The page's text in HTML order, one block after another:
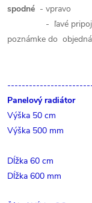
spodné - vpravo
- ľavé pripojenie
poznámke do
Panelový radiátor
Výška 50 cm
Výška 500 mm
Dĺžka 60 cm
Dĺžka 600 mm